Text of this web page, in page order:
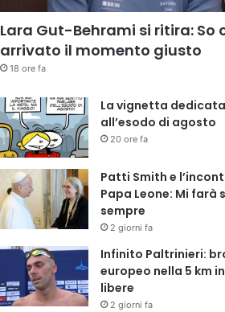
Lara Gut-Behrami si ritira: So
arrivato il momento giusto
18 ore fa
La vignetta dedicata
all’esodo di agosto
20 ore fa
Patti Smith e
Papa Leone: Mi farà
sempre
2 giorni fa
Infinito Paltrinieri:
europeo nella 5 km
libere
2 giorni fa